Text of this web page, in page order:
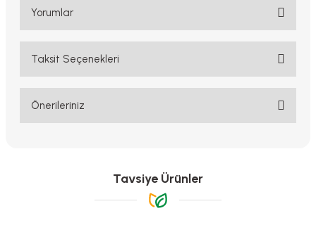
Yorumlar
Bu ürüne ilk yorumu siz yapın!
Taksit Seçenekleri
Önerileriniz
Görüş ve önerileriniz için teşekkür ederiz.
Ürün resmi kalitesiz, bozuk veya görüntülenemiyor.
Tavsiye Ürünler